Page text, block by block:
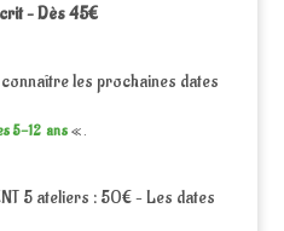
– Dès 45€
les prochaines dates
5-12 ans « .
5 ateliers : 50€ – Les dates